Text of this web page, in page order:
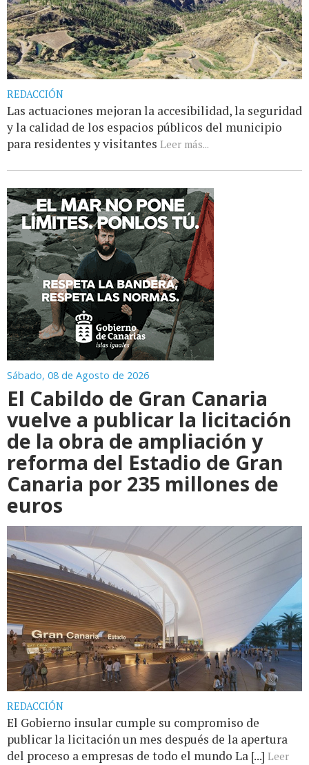
REDACCIÓN
Las actuaciones mejoran la accesibilidad, la seguridad
y la calidad de los espacios públicos del municipio
para residentes y visitantes Leer más...
Sábado, 08 de Agosto de 2026
El Cabildo de Gran Canaria
vuelve a publicar la licitación
de la obra de ampliación y
reforma del Estadio de Gran
Canaria por 235 millones de
euros
REDACCIÓN
El Gobierno insular cumple su compromiso de
publicar la licitación un mes después de la apertura
del proceso a empresas de todo el mundo La [...] Leer